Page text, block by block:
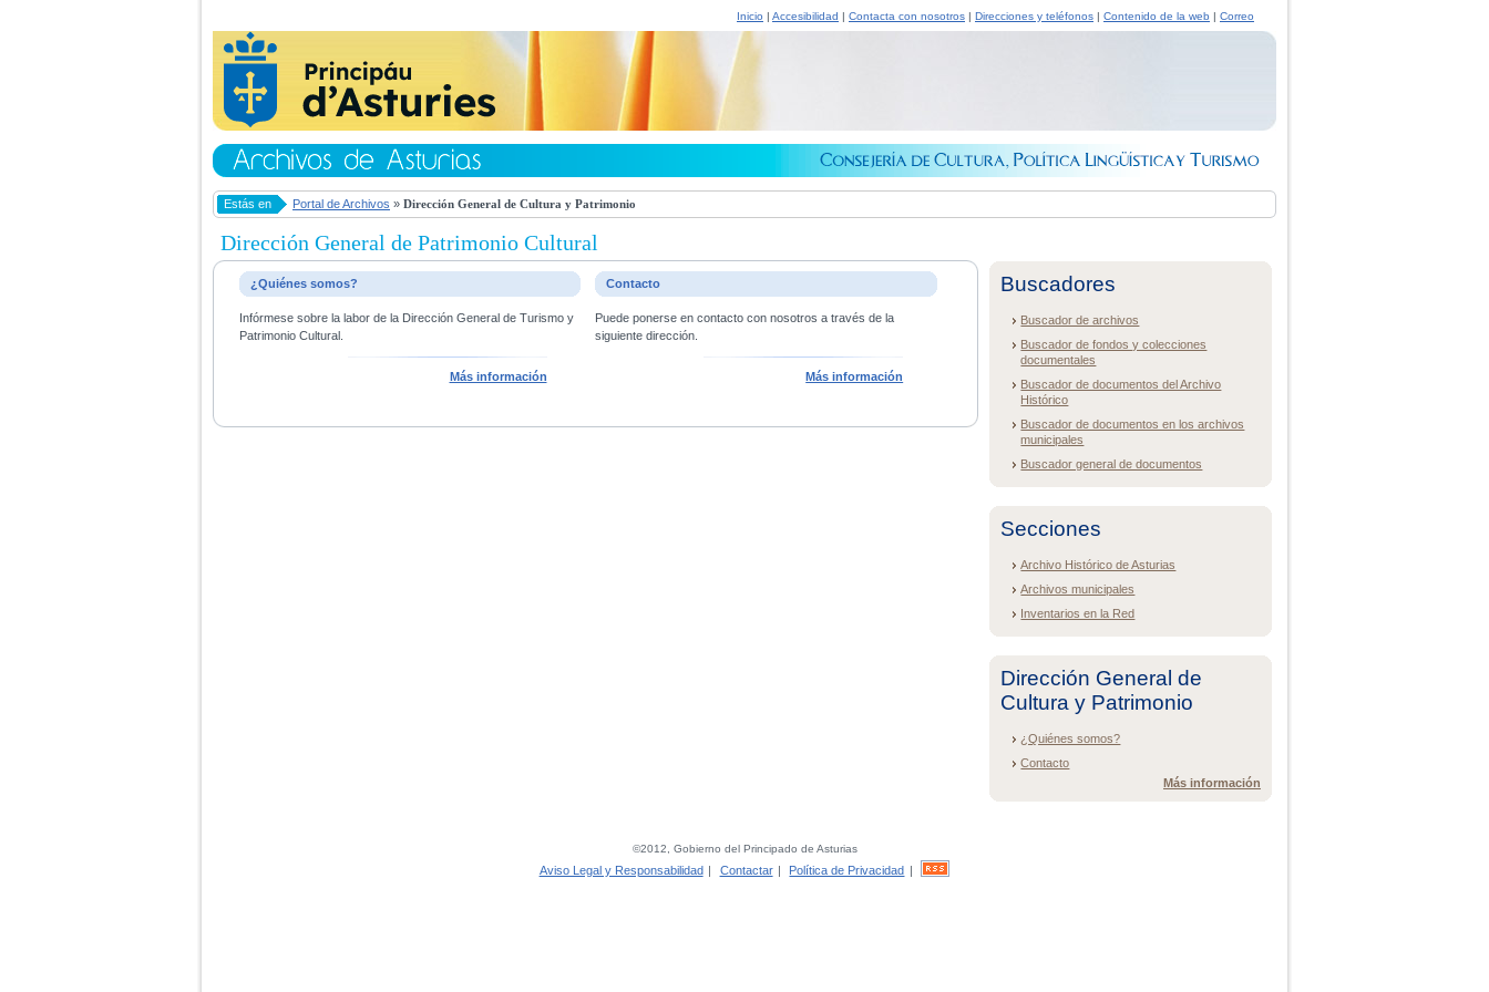
Inicio | Accesibilidad | Contacta con nosotros | Direcciones y teléfonos | Contenido de la web | Correo
Estás en Portal de Archivos » Dirección General de Cultura y Patrimonio
Dirección General de Patrimonio Cultural
¿Quiénes somos?
Infórmese sobre la labor de la Dirección General de Turismo y
Patrimonio Cultural.
Más información
Contacto
Puede ponerse en contacto con nosotros a través de la
siguiente dirección.
Más información
Buscadores
Buscador de archivos
Buscador de fondos y colecciones
documentales
Buscador de documentos del Archivo
Histórico
Buscador de documentos en los archivos
municipales
Buscador general de documentos
Secciones
Archivo Histórico de Asturias
Archivos municipales
Inventarios en la Red
Dirección General de
Cultura y Patrimonio
¿Quiénes somos?
Contacto
Más información
©2012, Gobierno del Principado de Asturias
Aviso Legal y Responsabilidad | Contactar | Política de Privacidad |